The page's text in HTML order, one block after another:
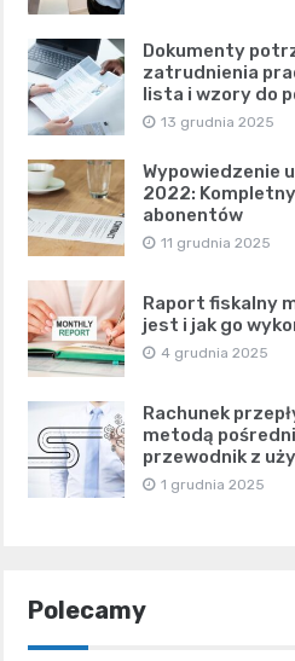
Dokumenty
zatrudnienia
lista i wzory do
13 grudnia 2025
Wypowiedzenie
2022:
abonentów
11 grudnia 2025
Raport fiskalny
jest i jak go
4 grudnia 2025
Rachunek
metodą
przewodnik z
1 grudnia 2025
Polecamy